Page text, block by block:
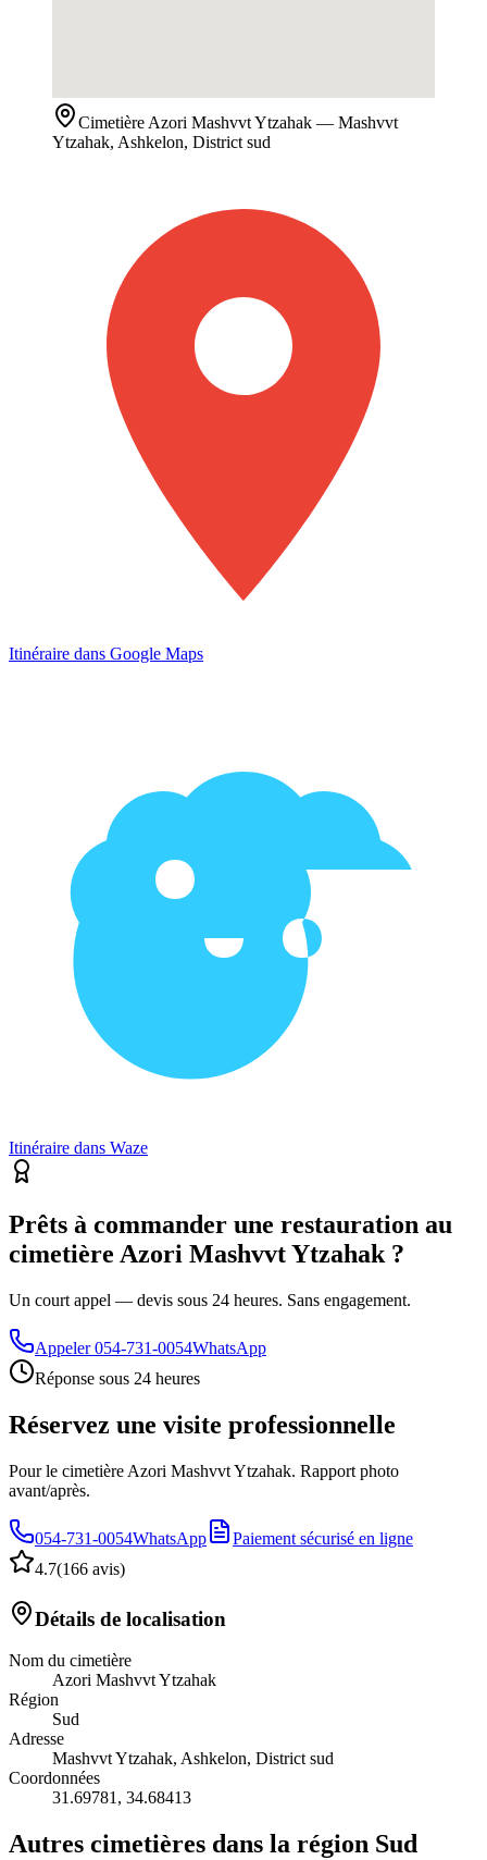
Cimetière Azori Mashvvt Ytzahak — Mashvvt
Ytzahak, Ashkelon, District sud
Itinéraire dans Google Maps
Itinéraire dans Waze
Prêts à commander une restauration au
cimetière Azori Mashvvt Ytzahak ?
Un court appel — devis sous 24 heures. Sans engagement.
Appeler 054-731-0054WhatsApp
Réponse sous 24 heures
Réservez une visite professionnelle
Pour le cimetière Azori Mashvvt Ytzahak. Rapport photo
avant/après.
054-731-0054WhatsApp
Paiement sécurisé en ligne
4.7(166 avis)
Détails de localisation
Nom du cimetière
Azori Mashvvt Ytzahak
Région
Sud
Adresse
Mashvvt Ytzahak, Ashkelon, District sud
Coordonnées
31.69781 , 34.68413
Autres cimetières dans la région Sud